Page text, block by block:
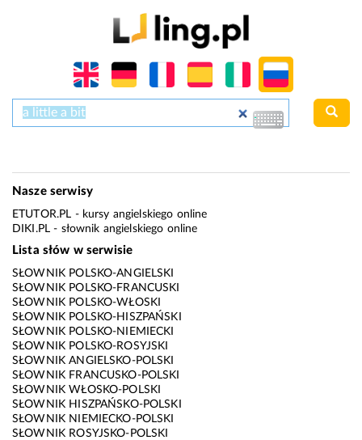
Nasze serwisy
ETUTOR.PL - kursy angielskiego online
DIKI.PL - słownik angielskiego online
Lista słów w serwisie
SŁOWNIK POLSKO-ANGIELSKI
SŁOWNIK POLSKO-FRANCUSKI
SŁOWNIK POLSKO-WŁOSKI
SŁOWNIK POLSKO-HISZPAŃSKI
SŁOWNIK POLSKO-NIEMIECKI
SŁOWNIK POLSKO-ROSYJSKI
SŁOWNIK ANGIELSKO-POLSKI
SŁOWNIK FRANCUSKO-POLSKI
SŁOWNIK WŁOSKO-POLSKI
SŁOWNIK HISZPAŃSKO-POLSKI
SŁOWNIK NIEMIECKO-POLSKI
SŁOWNIK ROSYJSKO-POLSKI